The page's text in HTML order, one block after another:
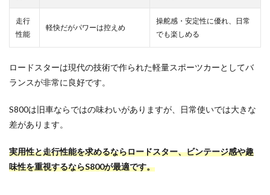
走行
性能
軽快だがパワーは控えめ
操舵感・安定性に優れ、日常
でも楽しめる
ロードスターは現代の技術で作られた軽量スポーツカーとしてバ
ランスが非常に良好です。
S800は旧車ならではの味わいがありますが、日常使いでは大きな
差があります。
実用性と走行性能を求めるならロードスター、ビンテージ感や趣
味性を重視するならS800が最適です。